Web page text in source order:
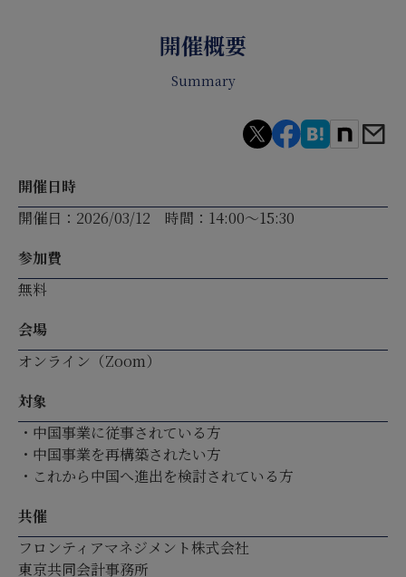
開催概要
Summary
開催日時
開催日：2026/03/12 時間：14:00～15:30
参加費
無料
会場
オンライン（Zoom）
対象
・中国事業に従事されている方
・中国事業を再構築されたい方
・これから中国へ進出を検討されている方
共催
フロンティアマネジメント株式会社
東京共同会計事務所